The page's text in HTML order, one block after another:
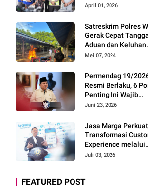
Pastikan Kesiapan
Pemudik Gunakan
Area Alternatif
April 01, 2026
Satreskrim Polres
Gerak Cepat
Aduan dan Keluhan
Masyarakat Soal Aksi
Mei 07, 2024
Permendag 19/
Resmi Berlaku, 6
Penting Ini Wajib
Diketahui Pengusaha
Juni 23, 2026
Jasa Marga Perkuat
Transformasi
Experience melalui
Expert Sharing
Juli 03, 2026
FEATURED POST